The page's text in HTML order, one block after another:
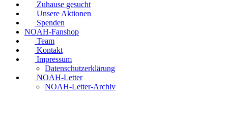
Zuhause gesucht
Unsere Aktionen
Spenden
NOAH-Fanshop
Team
Kontakt
Impressum
Datenschutzerklärung
NOAH-Letter
NOAH-Letter-Archiv